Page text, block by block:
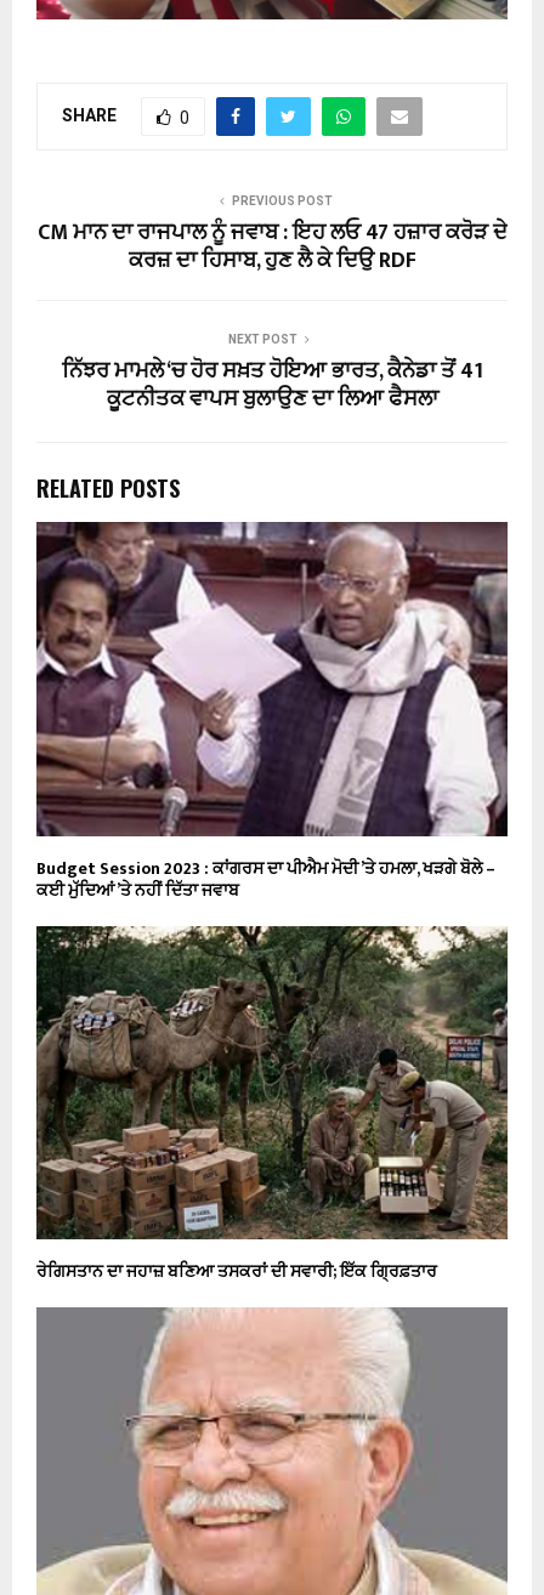
SHARE 0
PREVIOUS POST
CM ਮਾਨ ਦਾ ਰਾਜਪਾਲ ਨੂੰ ਜਵਾਬ : ਇਹ ਲਓ 47 ਹਜ਼ਾਰ ਕਰੋੜ ਦੇ
ਕਰਜ਼ ਦਾ ਹਿਸਾਬ, ਹੁਣ ਲੈ ਕੇ ਦਿਉ RDF
NEXT POST
ਨਿੱਝਰ ਮਾਮਲੇ ‘ਚ ਹੋਰ ਸਖ਼ਤ ਹੋਇਆ ਭਾਰਤ, ਕੈਨੇਡਾ ਤੋਂ 41
ਕੂਟਨੀਤਕ ਵਾਪਸ ਬੁਲਾਉਣ ਦਾ ਲਿਆ ਫੈਸਲਾ
RELATED POSTS
Budget Session 2023 : ਕਾਂਗਰਸ ਦਾ ਪੀਐਮ ਮੋਦੀ ’ਤੇ ਹਮਲਾ, ਖੜਗੇ ਬੋਲੇ –
ਕਈ ਮੁੱਦਿਆਂ ’ਤੇ ਨਹੀਂ ਦਿੱਤਾ ਜਵਾਬ
ਰੇਗਿਸਤਾਨ ਦਾ ਜਹਾਜ਼ ਬਣਿਆ ਤਸਕਰਾਂ ਦੀ ਸਵਾਰੀ; ਇੱਕ ਗ੍ਰਿਫ਼ਤਾਰ